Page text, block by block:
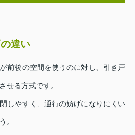
違い
前後の空間を使うのに対し、引き戸
せる方式です。
しやすく、通行の妨げになりにくい
。